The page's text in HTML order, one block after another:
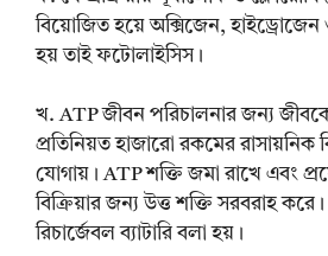
বিয়োজিত হয়ে অক্সিজেন, হাইড্রোজেন
হয় তাই ফটোলাইসিস।
খ. ATP জীবন পরিচালনার জন্য
প্রতিনিয়ত হাজারো রকমের রাসায়নিক
যোগায়। ATP শক্তি জমা রাখে এবং
বিক্রিয়ার জন্য উত্ত শক্তি সরবরাহ
রিচার্জেবল ব্যাটারি বলা হয়।